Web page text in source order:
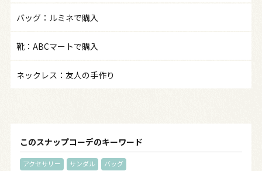
バッグ：ルミネで購入
靴：ABCマートで購入
ネックレス：友人の手作り
このスナップコーデのキーワード
アクセサリー サンダル バッグ